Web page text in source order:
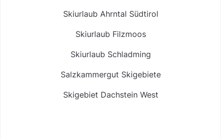
Skiurlaub Ahrntal Südtirol
Skiurlaub Filzmoos
Skiurlaub Schladming
Salzkammergut Skigebiete
Skigebiet Dachstein West